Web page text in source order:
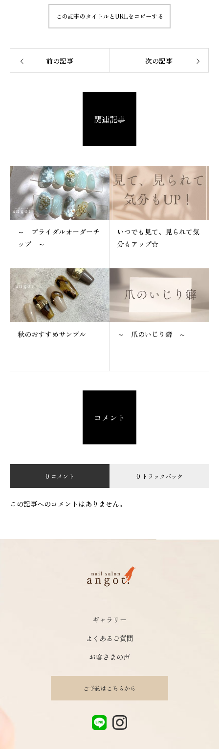
この記事のタイトルとURLをコピーする
前の記事 次の記事
関連記事
～ ブライダルオーダーチ
ップ ～
いつでも見て、見られて気
分もアップ☆
秋のおすすめサンプル ～ 爪のいじり癖 ～
コメント
0 コメント 0 トラックバック
この記事へのコメントはありません。
ギャラリー
よくあるご質問
お客さまの声
ご予約はこちらから